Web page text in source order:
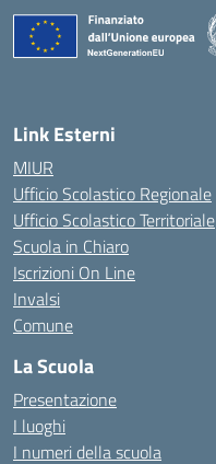
Link Esterni
MIUR
Ufficio Scolastico Regionale
Ufficio Scolastico Territoriale
Scuola in Chiaro
Iscrizioni On Line
Invalsi
Comune
La Scuola
Presentazione
I luoghi
I numeri della scuola